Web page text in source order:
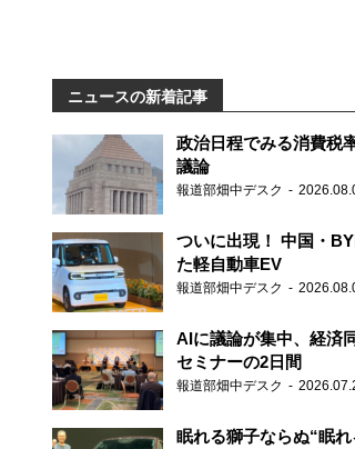
ニュースの新着記事
政治日程でみる消費税
議論
報道部畑中デスク
ついに出現！ 中国・
た軽自動車EV
報道部畑中デスク
AIに議論が集中、経済
セミナーの2日間
報道部畑中デスク
眠れる獅子ならぬ“眠れ